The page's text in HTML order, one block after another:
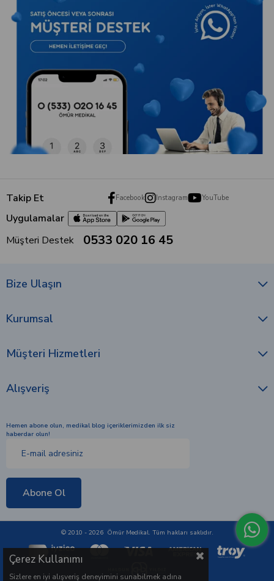
Takip Et Facebook Instagram YouTube
Uygulamalar
Müşteri Destek
0533 020 16 45
Bize Ulaşın
Kurumsal
Müşteri Hizmetleri
Alışveriş
Hemen abone olun, medikal blog içeriklerimizden ilk siz
haberdar olun!
Abone Ol
© 2010 - 2026 Ömür Medikal. Tüm hakları saklıdır.
Çerez Kullanımı
Sizlere en iyi alışveriş deneyimini sunabilmek adına